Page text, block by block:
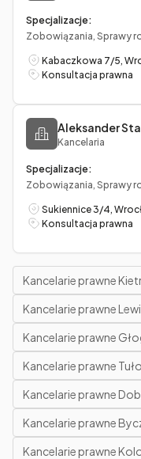
Specjalizacje:
Zobowiązania, Sprawy
Kabaczkowa 7/5,
Konsultacja prawna
Aleksander
Kancelaria
Specjalizacje:
Zobowiązania, Sprawy
Sukiennice 3/4,
Konsultacja prawna
Kancelarie prawne
Kancelarie prawne
Kancelarie prawne
Kancelarie prawne
Kancelarie prawne
Kancelarie prawne
Kancelarie prawne